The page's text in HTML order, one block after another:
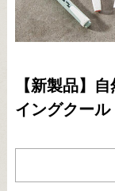
【新製品】
イングクール